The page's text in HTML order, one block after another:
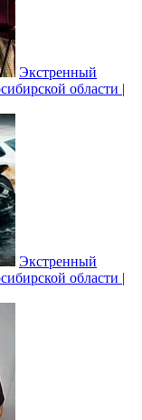
Экстренный
области |
Экстренный
области |